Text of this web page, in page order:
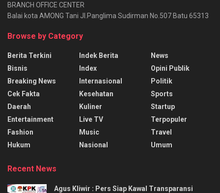
BRANCH OFFICE CENTER
Balai kota AMONG Tani Jl.Panglima Sudirman No.507 Batu 65313
Browse by Category
Berita Terkini
Bisnis
Breaking News
Cek Fakta
Daerah
Entertainment
Fashion
Hukum
Indek Berita
Index
Internasional
Kesehatan
Kuliner
Live TV
Music
Nasional
News
Opini Publik
Politik
Sports
Startup
Terpopuler
Travel
Umum
Recent News
Agus Kliwir : Pers Siap Kawal Transparansi